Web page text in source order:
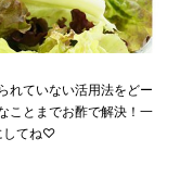
れていない活用法をどー
ことまでお酢で解決！一
してね♡